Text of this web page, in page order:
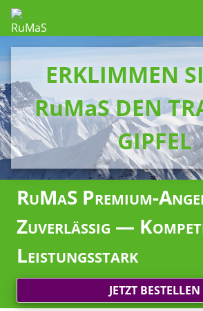
ERKLIMMEN
RuMaS DEN
GIPFEL
RuMaS Premium-
Zuverlässig —
Leistungsstark
JETZT BESTELLEN